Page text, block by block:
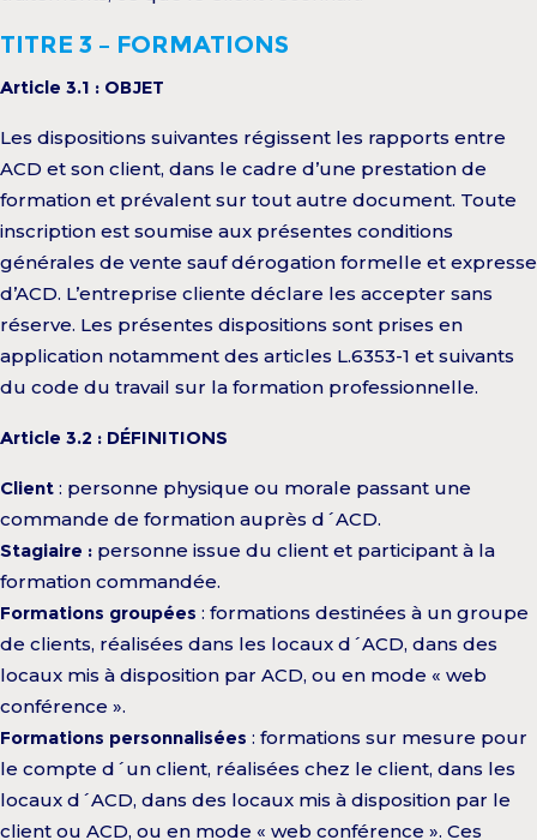
TITRE 3 – FORMATIONS
Article 3.1 : OBJET
Les dispositions suivantes régissent les rapports entre
ACD et son client, dans le cadre d’une prestation de
formation et prévalent sur tout autre document. Toute
inscription est soumise aux présentes conditions
générales de vente sauf dérogation formelle et expresse
d’ACD. L’entreprise cliente déclare les accepter sans
réserve. Les présentes dispositions sont prises en
application notamment des articles L.6353-1 et suivants
du code du travail sur la formation professionnelle.
Article 3.2 : DÉFINITIONS
Client : personne physique ou morale passant une
commande de formation auprès d´ACD.
Stagiaire : personne issue du client et participant à la
formation commandée.
Formations groupées : formations destinées à un groupe
de clients, réalisées dans les locaux d´ACD, dans des
locaux mis à disposition par ACD, ou en mode « web
conférence ».
Formations personnalisées : formations sur mesure pour
le compte d´un client, réalisées chez le client, dans les
locaux d´ACD, dans des locaux mis à disposition par le
client ou ACD, ou en mode « web conférence ». Ces